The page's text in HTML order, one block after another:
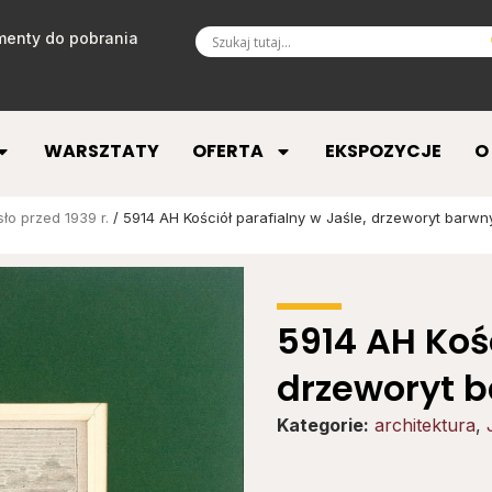
do pobrania
WARSZTATY OFERTA EKSPOZYCJE
przed 1939 r. / 5914 AH Kościół parafialny w Jaśle, drzeworyt
5914 AH
drzeworyt
Kategorie: architektura,